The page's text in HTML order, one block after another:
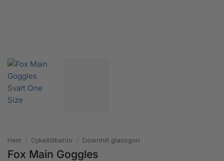
Hem / Cykeltillbehör / Downhill glasögon
Fox Main Goggles